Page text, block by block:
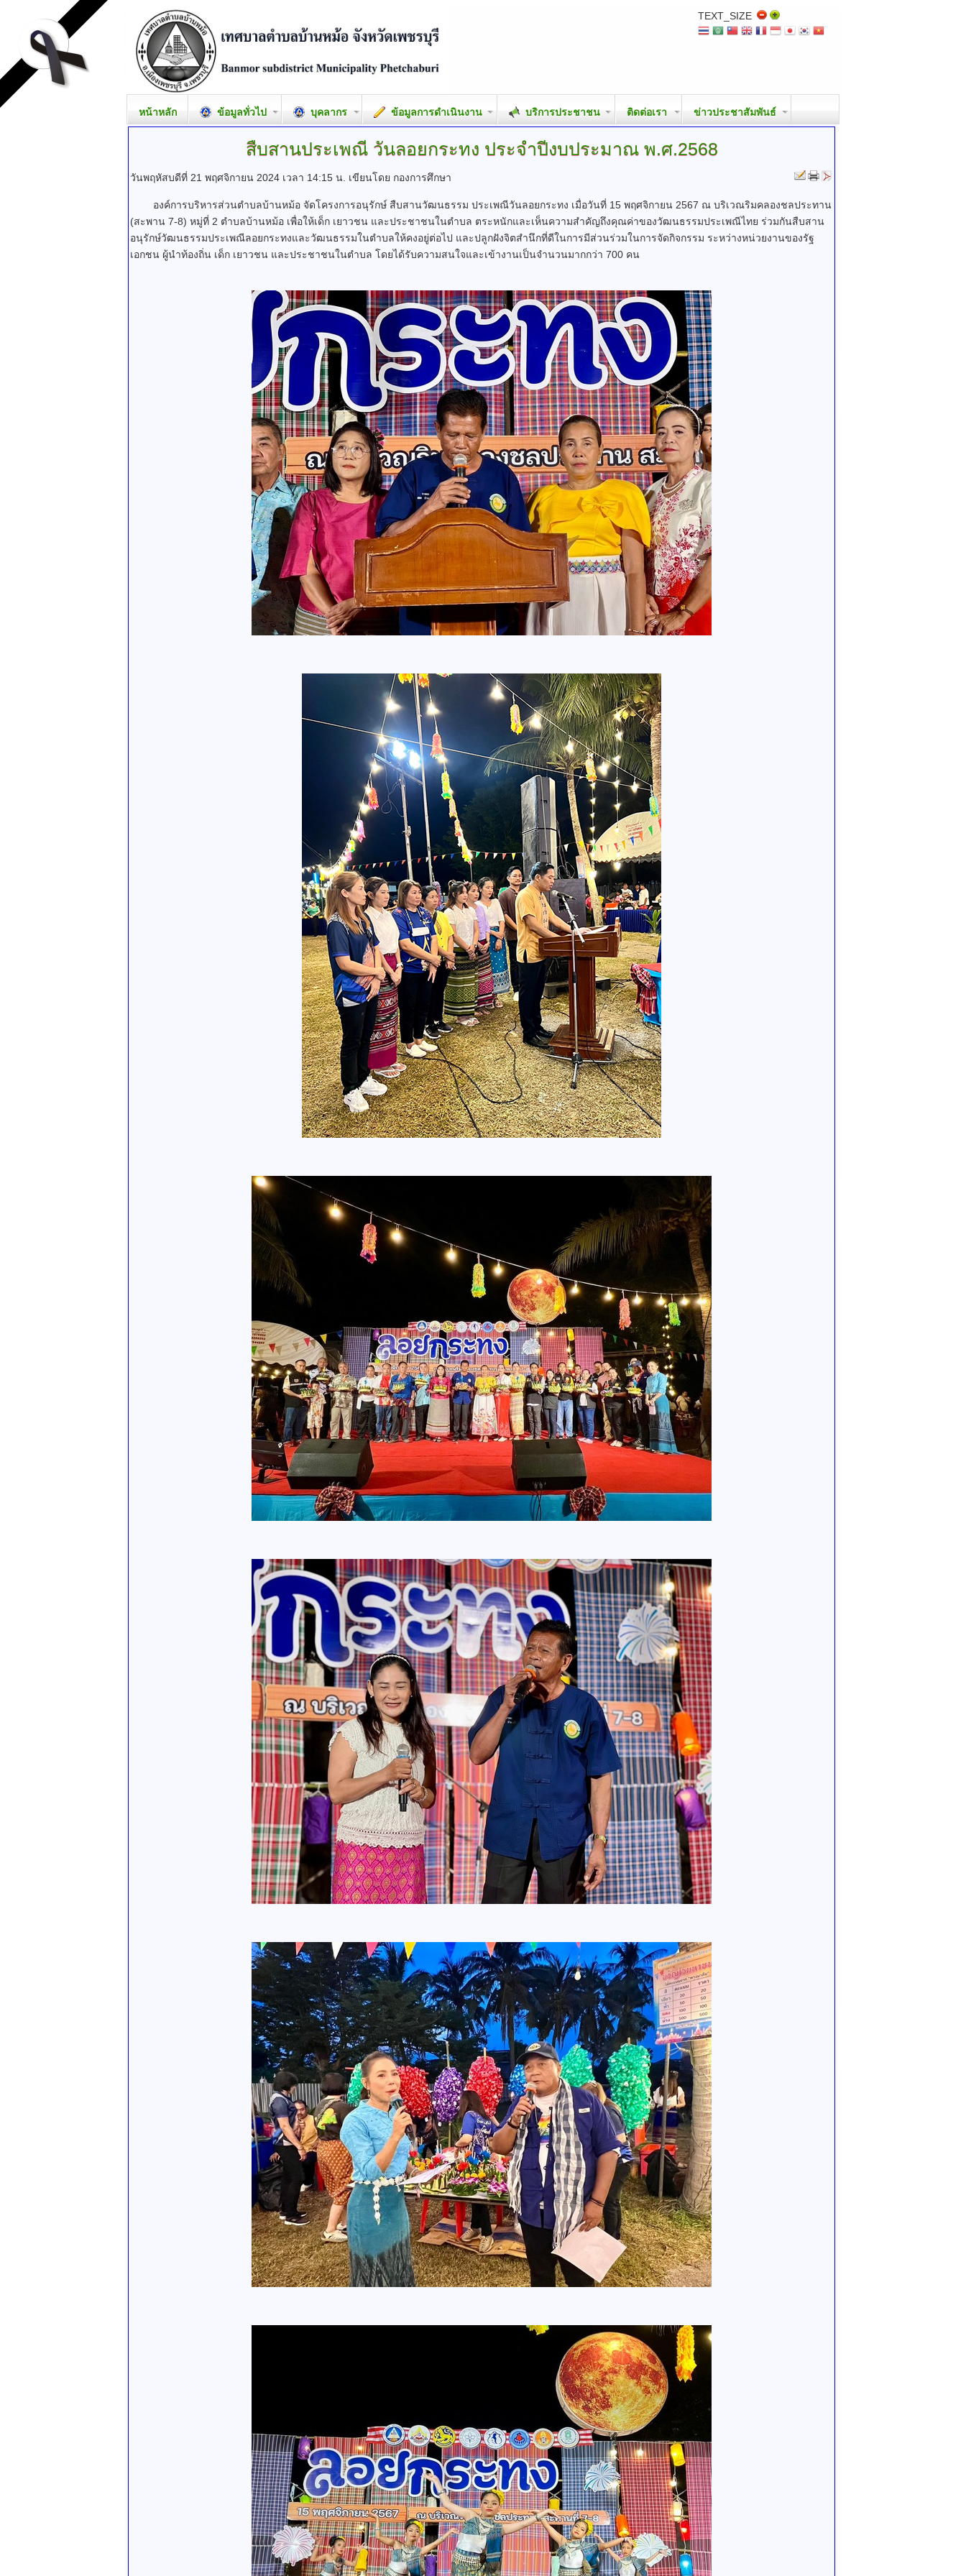
TEXT_SIZE
หน้าหลัก ข้อมูลทั่วไป บุคลากร ข้อมูลการดำเนินงาน บริการประชาชน ติดต่อเรา ข่าวประชาสัมพันธ์
สืบสานประเพณีวันลอยกระทง ประจำปีงบประมาณ พ.ศ.2568
วันพฤหัสบดีที่ 21 พฤศจิกายน 2024 เวลา 14:15 น. เขียนโดย กองการศึกษา
องค์การบริหารส่วนตำบลบ้านหม้อ จัดโครงการอนุรักษ์ สืบสานวัฒนธรรม ประเพณีวันลอยกระทง เมื่อวันที่ 15 พฤศจิกายน 2567 ณ บริเวณริมคลองชลประทาน
(สะพาน 7-8) หมู่ที่ 2 ตำบลบ้านหม้อ เพื่อให้เด็ก เยาวชน และประชาชนในตำบล ตระหนักและเห็นความสำคัญถึงคุณค่าของวัฒนธรรมประเพณีไทย ร่วมกันสืบสาน
อนุรักษ์วัฒนธรรมประเพณีลอยกระทงและวัฒนธรรมในตำบลให้คงอยู่ต่อไป และปลูกฝังจิตสำนึกที่ดีในการมีส่วนร่วมในการจัดกิจกรรม ระหว่างหน่วยงานของรัฐ
เอกชน ผู้นำท้องถิ่น เด็ก เยาวชน และประชาชนในตำบล โดยได้รับความสนใจและเข้างานเป็นจำนวนมากกว่า 700 คน